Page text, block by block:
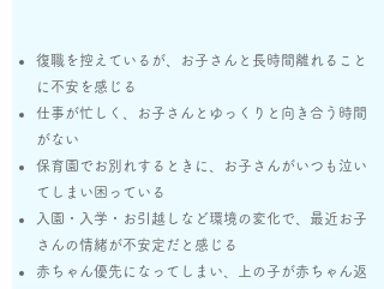
復職を控えているが、お子さんと長時間離れること
に不安を感じる
仕事が忙しく、お子さんとゆっくりと向き合う時間
がない
​保育園でお別れするときに、お子さんがいつも泣い
てしまい困っている
​入園・入学・お引越しなど環境の変化で、最近お子
さんの情緒が不安定だと感じる
赤ちゃん優先になってしまい、上の子が赤ちゃん返